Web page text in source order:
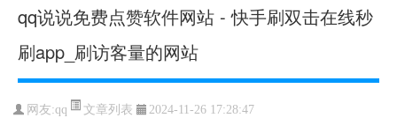
qq说说免费点赞软件网站 - 快手刷双击在线秒
刷app_刷访客量的网站
网友:qq 文章列表 2024-11-26 17:28:47